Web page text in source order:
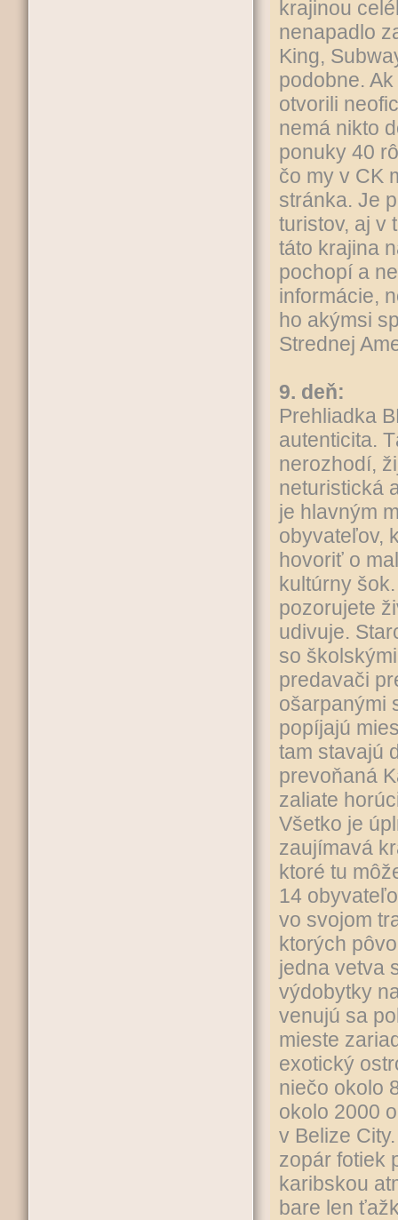
krajinou
nenapadlo
King,
podobne.
otvorili
nemá nikto
ponuky 40
čo my v CK
stránka. Je
turistov, aj v
táto krajina
pochopí a
informácie,
ho akýmsi
Strednej
9. deň:
Prehliadka
autenticita.
nerozhodí,
neturistická
je hlavným
obyvateľov,
hovoriť o
kultúrny
pozorujete
udivuje.
so
predavači
ošarpanými
popíjajú
tam stavajú
prevoňaná
zaliate
Všetko je
zaujímavá
ktoré tu
14
vo svojom
ktorých
jedna vetva
výdobytky
venujú sa
mieste
exotický
niečo okolo
okolo 2000
v Belize
zopár fotiek
karibskou
bare len